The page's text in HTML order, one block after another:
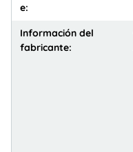
e:
Información del
fabricante: